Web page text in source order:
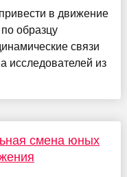
в движение
образцу
связи
исследователей из
смена юных